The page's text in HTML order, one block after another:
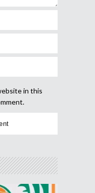
in this